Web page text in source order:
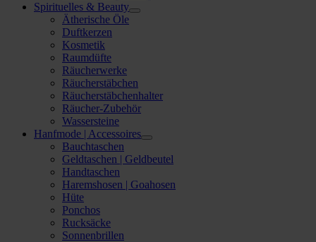
Spirituelles & Beauty
Ätherische Öle
Duftkerzen
Kosmetik
Raumdüfte
Räucherwerke
Räucherstäbchen
Räucherstäbchenhalter
Räucher-Zubehör
Wassersteine
Hanfmode | Accessoires
Bauchtaschen
Geldtaschen | Geldbeutel
Handtaschen
Haremshosen | Goahosen
Hüte
Ponchos
Rucksäcke
Sonnenbrillen